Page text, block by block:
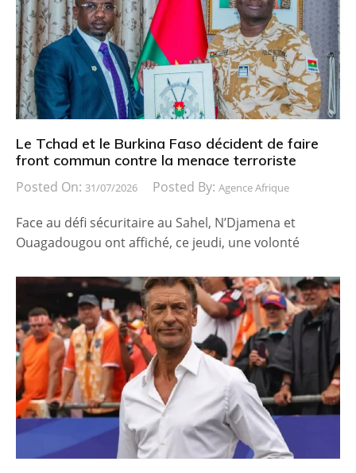
Le Tchad et le Burkina Faso décident de faire
front commun contre la menace terroriste
Posted On: 31/07/2026 Posted By: Agence Afrique
Face au défi sécuritaire au Sahel, N’Djamena et
Ouagadougou ont affiché, ce jeudi, une volonté